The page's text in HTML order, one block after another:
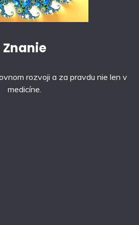
Znanie
rozvoji a za pravdu nie len v
medicíne.